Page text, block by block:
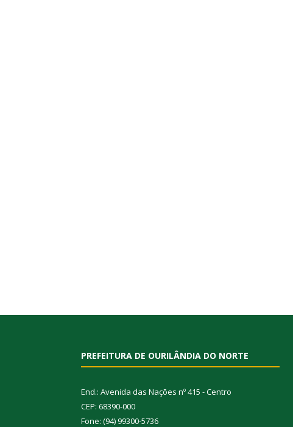
PREFEITURA DE OURILÂNDIA DO NORTE
End.: Avenida das Nações nº 415 - Centro
CEP: 68390-000
Fone: (94) 99300-5736